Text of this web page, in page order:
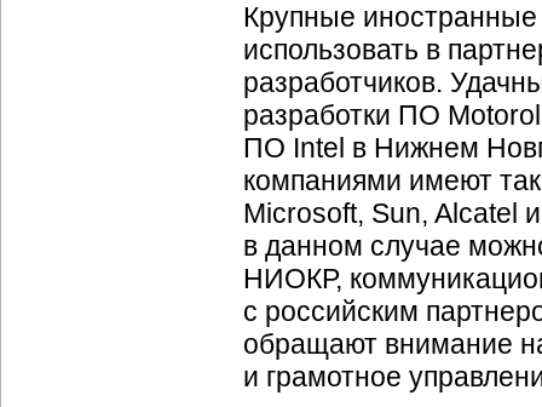
Крупные
использовать в
разработчиков.
разработки ПО
ПО Intel в Нижнем
компаниями имеют
Microsoft, Sun, Alcatel
в данном случае
НИОКР,
с российским
обращают внимание
и грамотное